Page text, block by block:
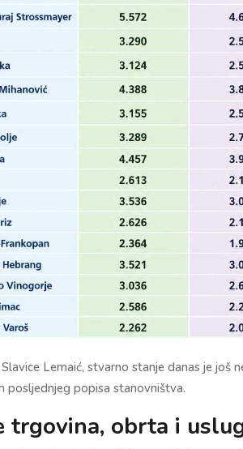
Lemaić, stvarno stanje danas je
posljednjeg popisa stanovništva.
trgovina, obrta i